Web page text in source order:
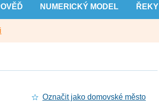
NUMERICKÝ MODEL ŘEKY
Označit jako domovské město